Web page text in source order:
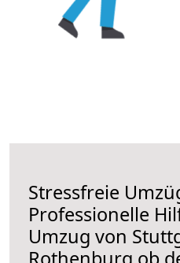
Stressfreie
Professionelle
Umzug von